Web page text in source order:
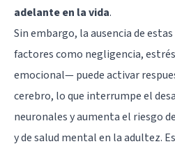
adelante en la vida.
Sin embargo, la ausencia de
factores como negligencia,
emocional— puede activar
cerebro, lo que interrumpe el
neuronales y aumenta el riesgo
y de salud mental en la adultez.